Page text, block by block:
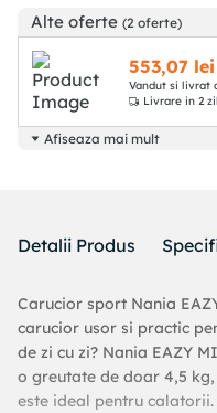
Alte oferte (2 oferte)
553,07 lei
Vandut si livrat
Livrare in 2
Afiseaza mai mult
Detalii Produs
Carucior sport Nania
carucior usor si practic
de zi cu zi? Nania EAZY
o greutate de doar 4,5
este ideal pentru